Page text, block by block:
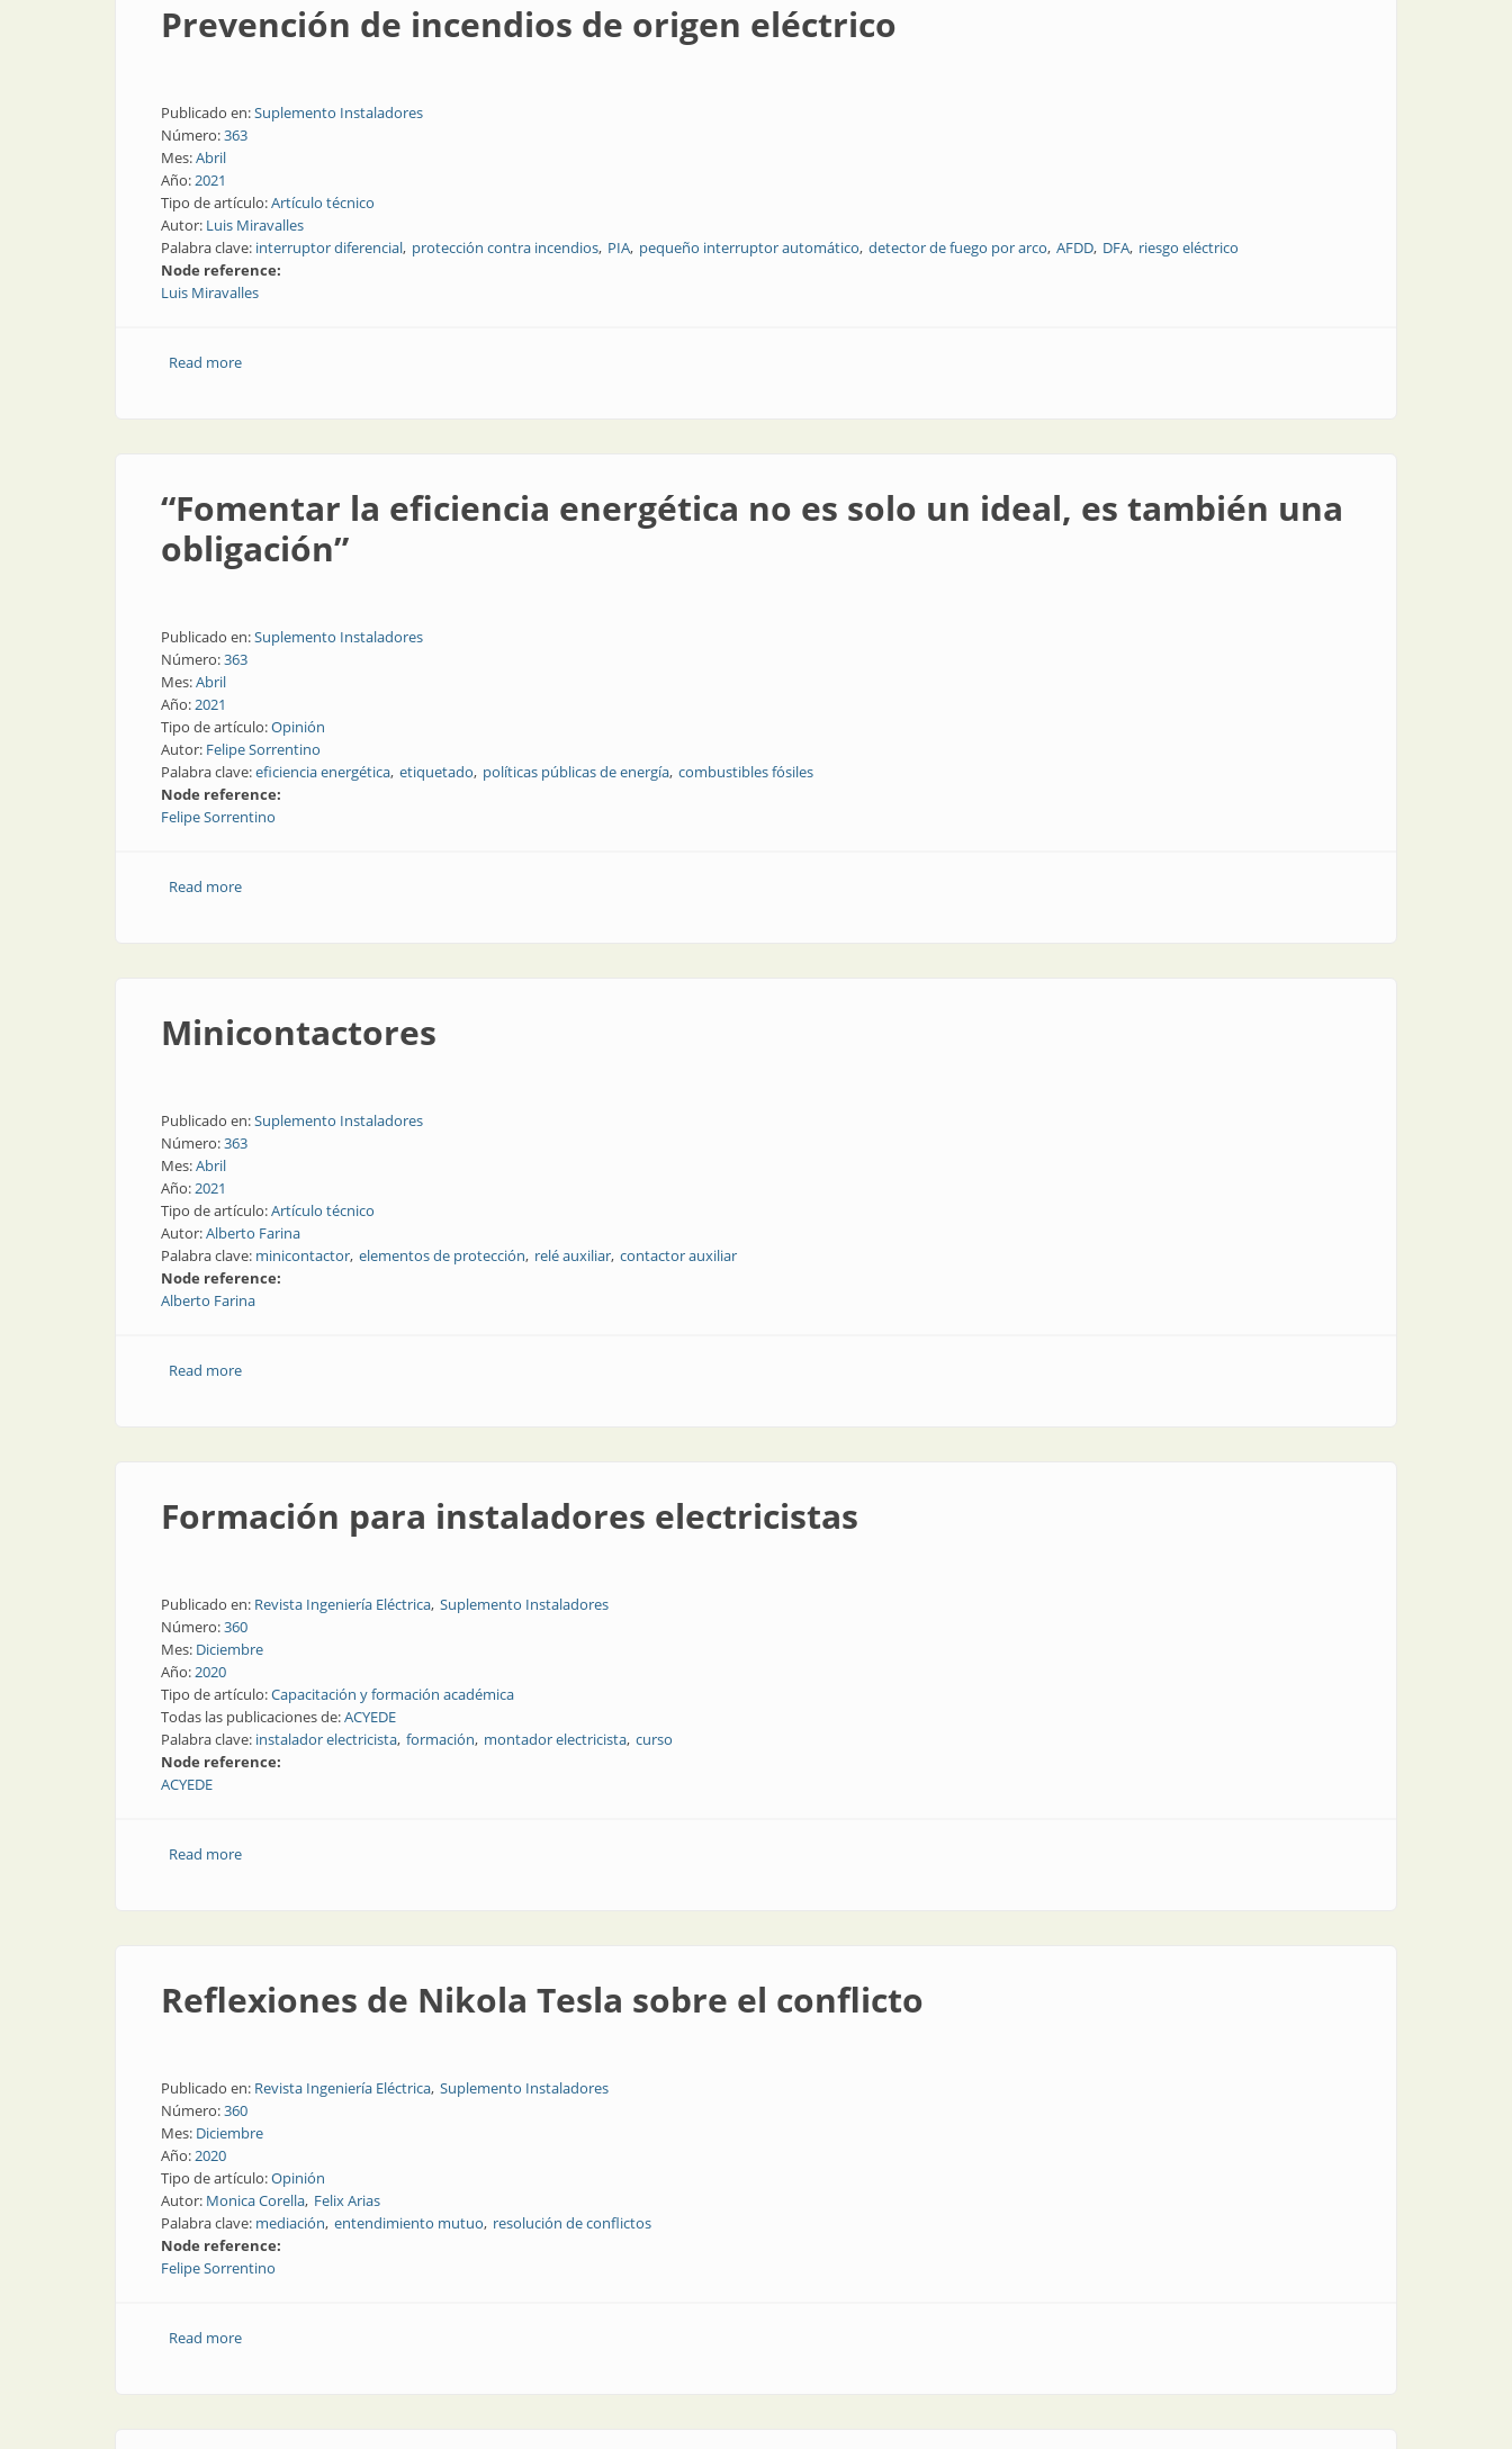
Prevención de incendios de origen eléctrico
Publicado en:Suplemento Instaladores
Número:363
Mes:Abril
Año:2021
Tipo de artículo:Artículo técnico
Autor: Luis Miravalles
Palabra clave: interruptor diferencial protección contra incendios PIA pequeño interruptor automático detector de fuego por arco AFDD DFA riesgo eléctrico
Node reference:
Luis Miravalles
Read moreabout Prevención de incendios de origen eléctrico
“Fomentar la eficiencia energética no es solo un ideal, es también una
obligación”
Publicado en:Suplemento Instaladores
Número:363
Mes:Abril
Año:2021
Tipo de artículo:Opinión
Autor: Felipe Sorrentino
Palabra clave:eficiencia energética etiquetado políticas públicas de energía combustibles fósiles
Node reference:
Felipe Sorrentino
Read moreabout “Fomentar la eficiencia energética no es solo un ideal, es también una obligación”
Minicontactores
Publicado en:Suplemento Instaladores
Número:363
Mes:Abril
Año:2021
Tipo de artículo:Artículo técnico
Autor:Alberto Farina
Palabra clave: minicontactor elementos de protección relé auxiliar contactor auxiliar
Node reference:
Alberto Farina
Read moreabout Minicontactores
Formación para instaladores electricistas
Publicado en: Revista Ingeniería Eléctrica Suplemento Instaladores
Número:360
Mes: Diciembre
Año:2020
Tipo de artículo:Capacitación y formación académica
Todas las publicaciones de:ACYEDE
Palabra clave: instalador electricista formación montador electricista curso
Node reference:
ACYEDE
Read moreabout Formación para instaladores electricistas
Reflexiones de Nikola Tesla sobre el conflicto
Publicado en: Revista Ingeniería Eléctrica Suplemento Instaladores
Número:360
Mes: Diciembre
Año:2020
Tipo de artículo:Opinión
Autor: Monica Corella Felix Arias
Palabra clave: mediación entendimiento mutuo resolución de conflictos
Node reference:
Felipe Sorrentino
Read moreabout Reflexiones de Nikola Tesla sobre el conflicto